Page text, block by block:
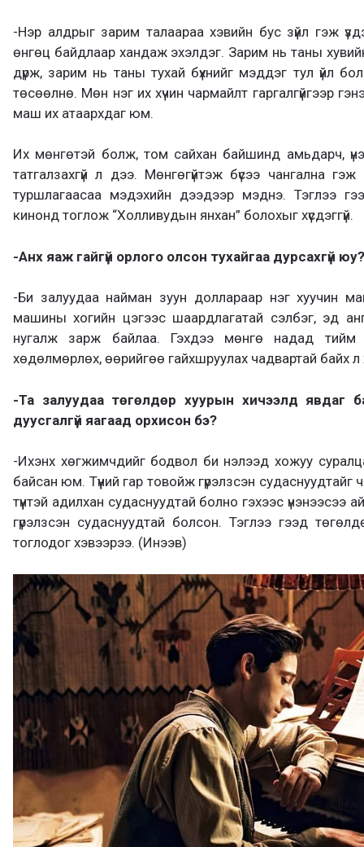
-Нэр алдрыг зарим талаараа хэвийн бус зүйл гэж
өнгөц байдлаар хандаж эхэлдэг. Зарим нь таны хувийн
дүрж, зарим нь таны тухай бүхнийг мэддэг тул үйл
төсөөлнө. Мөн нэг их хүчин чармайлт гаргалгүйгээр
маш их атаархдаг юм.
Их мөнгөтэй болж, том сайхан байшинд амьдарч,
татгалзахгүй л дээ. Мөнгөгүйтэж бүсээ чангална
туршлагаасаа мэдэхийн дээдээр мэднэ. Тэглээ
кинонд тоглож “Холливудын янхан” болохыг хүсдэггүй.
-Анх яаж гайгүй орлого олсон тухайгаа дурсахгүй юу?
-Би залуудаа найман зуун доллараар нэг хуучин
машины хогийн цэгээс шаардлагатай сэлбэг, эд
нугалж зарж байлаа. Гэхдээ мөнгө надад
хөдөлмөрлөх, өөрийгөө гайхшруулах чадвартай байх л
-Та залуудаа төгөлдөр хуурын хичээлд явдаг
дуусгалгүй яагаад орхисон бэ?
-Ихэнх хөгжимчдийг бодвол би нэлээд хожуу
байсан юм. Түүний гар товойж гүрэлзсэн судаснуудтайг
түүнтэй адилхан судаснуудтай болно гэхээс
гүрэлзсэн судаснуудтай болсон. Тэглээ гээд
тоглодог хэвээрээ. (Инээв)